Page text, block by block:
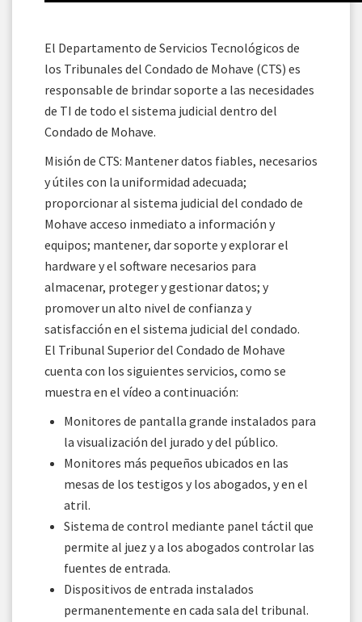
El Departamento de Servicios Tecnológicos de
los Tribunales del Condado de Mohave (CTS) es
responsable de brindar soporte a las necesidades
de TI de todo el sistema judicial dentro del
Condado de Mohave.
Misión de CTS: Mantener datos fiables, necesarios
y útiles con la uniformidad adecuada;
proporcionar al sistema judicial del condado de
Mohave acceso inmediato a información y
equipos; mantener, dar soporte y explorar el
hardware y el software necesarios para
almacenar, proteger y gestionar datos; y
promover un alto nivel de confianza y
satisfacción en el sistema judicial del condado.
El Tribunal Superior del Condado de Mohave
cuenta con los siguientes servicios, como se
muestra en el vídeo a continuación:
Monitores de pantalla grande instalados para
la visualización del jurado y del público.
Monitores más pequeños ubicados en las
mesas de los testigos y los abogados, y en el
atril.
Sistema de control mediante panel táctil que
permite al juez y a los abogados controlar las
fuentes de entrada.
Dispositivos de entrada instalados
permanentemente en cada sala del tribunal.